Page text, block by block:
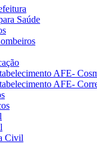
Saúde
AFE-
AFE-
Civil